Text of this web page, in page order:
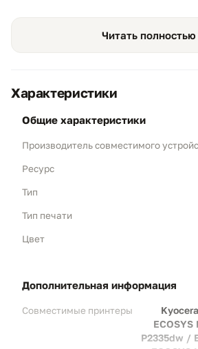
откалиброван под уникальную
Kyocera — только оригинальный
TK-1200 разработан
безмасляную технологию
Предотвращение износа:
неоригинального тонера —
причина
строя блока проявки и
Читать полностью
Характеристики
общие характеристики
Производитель совместимого
Ресурс
Тип
Тип печати
Цвет
дополнительная информация
Совместимые принтеры
ECOSYS
P2335dw /